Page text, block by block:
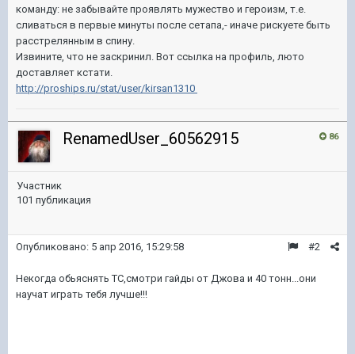
команду: не забывайте проявлять мужество и героизм, т.е.
сливаться в первые минуты после сетапа,- иначе рискуете быть
расстрелянным в спину.
Извините, что не заскринил. Вот ссылка на профиль, люто
доставляет кстати.
http://proships.ru/stat/user/kirsan1310
86
RenamedUser_60562915
Участник
101 публикация
#2
Опубликовано: 5 апр 2016, 15:29:58
Некогда обьяснять ТС,смотри гайды от Джова и 40 тонн...они
научат играть тебя лучше!!!